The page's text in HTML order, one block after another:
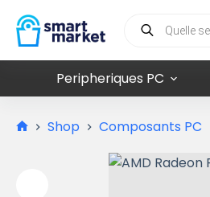
Peripheriques PC
Shop Composants PC